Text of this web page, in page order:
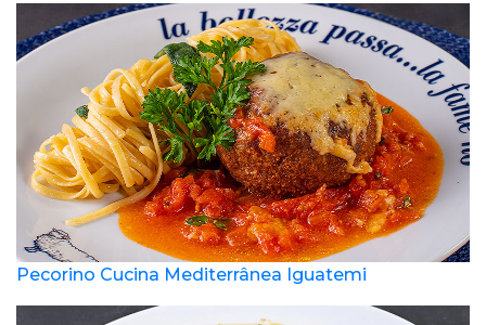
Pecorino Cucina Mediterrânea Iguatemi